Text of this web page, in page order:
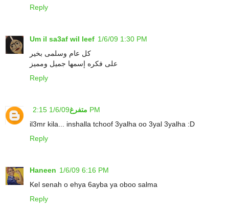
Reply
Um il sa3af wil leef 1/6/09 1:30 PM
كل عام وسلمى بخير
على فكره إسمها جميل ومميز
Reply
متفرغ 1/6/09 2:15 PM
il3mr kila... inshalla tchoof 3yalha oo 3yal 3yalha :D
Reply
Haneen 1/6/09 6:16 PM
Kel senah o ehya 6ayba ya oboo salma
Reply